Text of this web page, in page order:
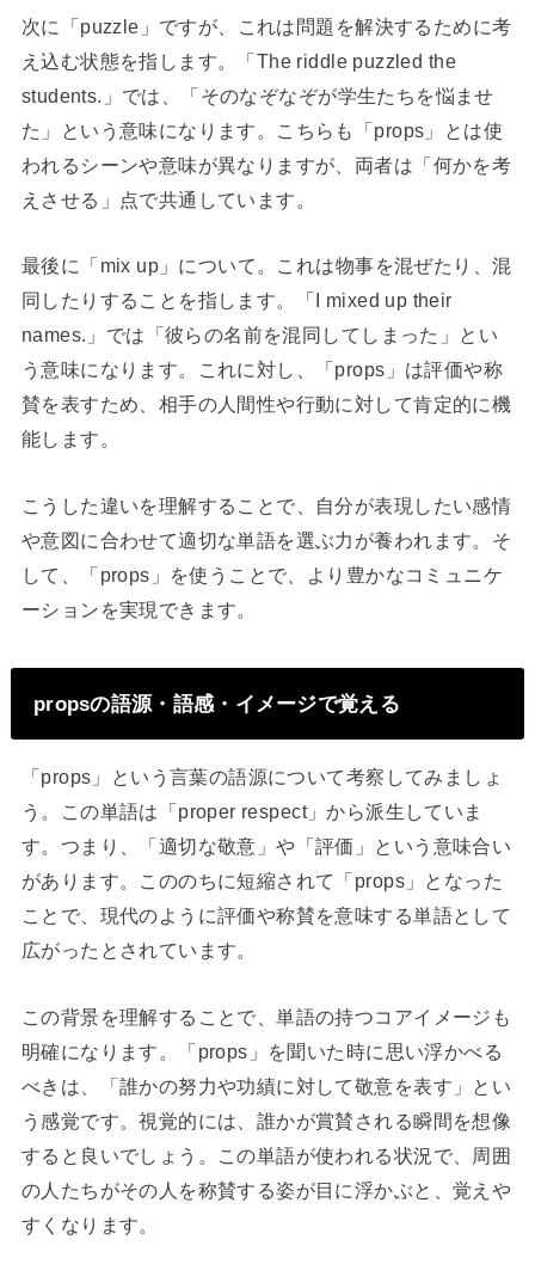
次に「puzzle」ですが、これは問題を解決するために考
え込む状態を指します。「The riddle puzzled the
students.」では、「そのなぞなぞが学生たちを悩ませ
た」という意味になります。こちらも「props」とは使
われるシーンや意味が異なりますが、両者は「何かを考
えさせる」点で共通しています。
最後に「mix up」について。これは物事を混ぜたり、混
同したりすることを指します。「I mixed up their
names.」では「彼らの名前を混同してしまった」とい
う意味になります。これに対し、「props」は評価や称
賛を表すため、相手の人間性や行動に対して肯定的に機
能します。
こうした違いを理解することで、自分が表現したい感情
や意図に合わせて適切な単語を選ぶ力が養われます。そ
して、「props」を使うことで、より豊かなコミュニケ
ーションを実現できます。
propsの語源・語感・イメージで覚える
「props」という言葉の語源について考察してみましょ
う。この単語は「proper respect」から派生していま
す。つまり、「適切な敬意」や「評価」という意味合い
があります。こののちに短縮されて「props」となった
ことで、現代のように評価や称賛を意味する単語として
広がったとされています。
この背景を理解することで、単語の持つコアイメージも
明確になります。「props」を聞いた時に思い浮かべる
べきは、「誰かの努力や功績に対して敬意を表す」とい
う感覚です。視覚的には、誰かが賞賛される瞬間を想像
すると良いでしょう。この単語が使われる状況で、周囲
の人たちがその人を称賛する姿が目に浮かぶと、覚えや
すくなります。